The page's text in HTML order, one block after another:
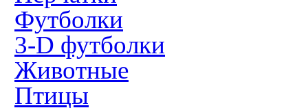
Футболки
3-D футболки
Животные
Птицы